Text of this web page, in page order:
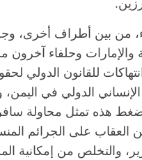
من بين أطراف أخرى،
والإمارات وحلفاء آخرون
للقانون الدولي
الإنساني الدولي في اليمن،
هذه تمثل محاولة
العقاب على الجرائم
والتخلص من إمكانية